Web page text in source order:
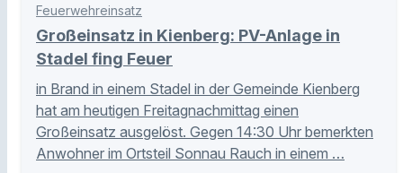
Feuerwehreinsatz
Großeinsatz in Kienberg: PV-Anlage in
Stadel fing Feuer
in Brand in einem Stadel in der Gemeinde Kienberg
hat am heutigen Freitagnachmittag einen
Großeinsatz ausgelöst. Gegen 14:30 Uhr bemerkten
Anwohner im Ortsteil Sonnau Rauch in einem …